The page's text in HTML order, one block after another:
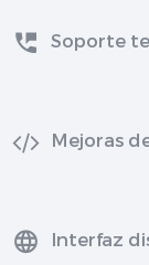
Soporte
Mejoras
Interfaz